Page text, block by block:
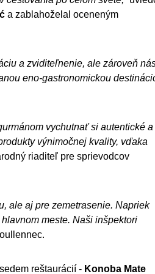
a zablahoželal oceneným
a zviditeľnenie, ale zároveň
eno-gastronomickou
vychutnať si autentické a
výnimočnej kvality, vďaka
riaditeľ pre sprievodcov
ale aj pre zemetrasenie. Napriek
meste. Naši inšpektori
reštaurácií - Konoba Mate